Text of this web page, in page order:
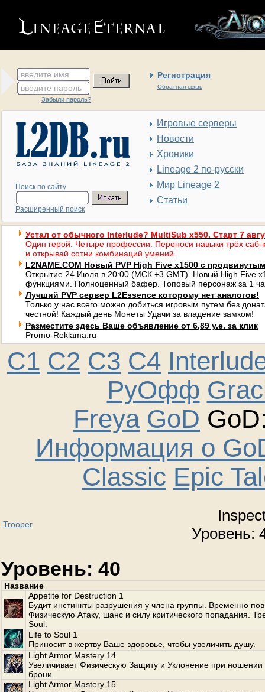
введите имя Регистрация
Обратная связь
введите пароль
Забыли пароль?
Поиск по сайту
Расширенный поиск
Игровые серверы
Новости
Хроники
Lineage 2 по-русски
Мир Lineage 2
Статьи
Устал от обычного Interlude? MultiSub x550. Старт 7
Один герой. Четыре профессии. Переноси навыки трёх саб-
и открывай сотни комбинаций умений.
L2NAME.COM Новый PVP High Five x1500 с
Открытие 24 Июля в 20:00 (МСК +3 GMT). Новый High Five
функциями. Полноценный бафер. Топовый персонаж за 1
Лучший PVP сервер L2Essence которому нет аналогов!
Только у нас всего можно добиться игровым путем без
честной! Каждый день Монеты Удачи за владение замком!
Разместите здесь Ваше объявление от 6,89 у.е. за клик
Promo-Reklama.ru
C1 C2 C3 C4
РуОфф
Freya GoD
Информация о
Classic Epic
Trooper
Уровень:
Уровень: 40
Название
Appetite for Destruction 1
Будит инстинкты разрушения у члена группы. Временно
Физическую Атаку, шанс и силу критического попадания.
Soul.
Life to Soul 1
Приносит в жертву Ваше здоровье, чтобы увеличить душу.
Light Armor Mastery 14
Увеличивает Физическую Защиту и Уклонение при ношении
брони.
Light Armor Mastery 15